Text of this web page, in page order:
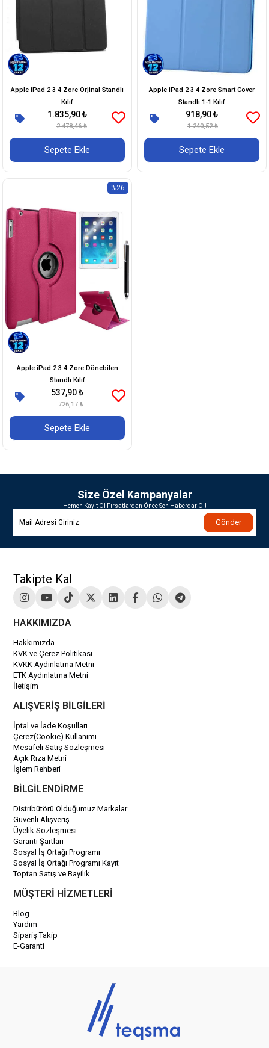
Apple iPad 2 3 4 Zore Orjinal Standlı
Kılıf
1.835,90 ₺
2.478,46 ₺
Sepete Ekle
Apple iPad 2 3 4 Zore Smart Cover
Standlı 1-1 Kılıf
918,90 ₺
1.240,52 ₺
Sepete Ekle
Apple iPad 2 3 4 Zore Dönebilen
Standlı Kılıf
537,90 ₺
726,17 ₺
Sepete Ekle
%26
Size Özel Kampanyalar
Hemen Kayıt Ol Fırsatlardan Önce Sen Haberdar Ol!
Gönder
Takipte Kal
HAKKIMIZDA
Hakkımızda
KVK ve Çerez Politikası
KVKK Aydınlatma Metni
ETK Aydınlatma Metni
İletişim
ALIŞVERİŞ BİLGİLERİ
İptal ve İade Koşulları
Çerez(Cookie) Kullanımı
Mesafeli Satış Sözleşmesi
Açık Rıza Metni
İşlem Rehberi
BİLGİLENDİRME
Distribütörü Olduğumuz Markalar
Güvenli Alışveriş
Üyelik Sözleşmesi
Garanti Şartları
Sosyal İş Ortağı Programı
Sosyal İş Ortağı Programı Kayıt
Toptan Satış ve Bayilik
MÜŞTERİ HİZMETLERİ
Blog
Yardım
Sipariş Takip
E-Garanti